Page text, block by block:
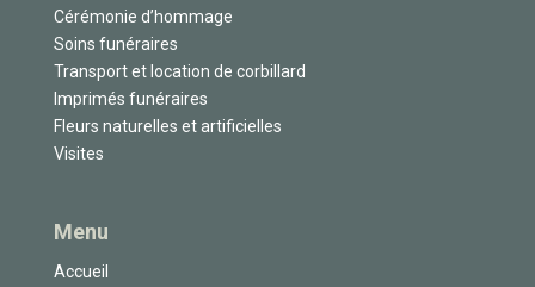
Cérémonie d’hommage
Soins funéraires
Transport et location de corbillard
Imprimés funéraires
Fleurs naturelles et artificielles
Visites
Menu
Accueil